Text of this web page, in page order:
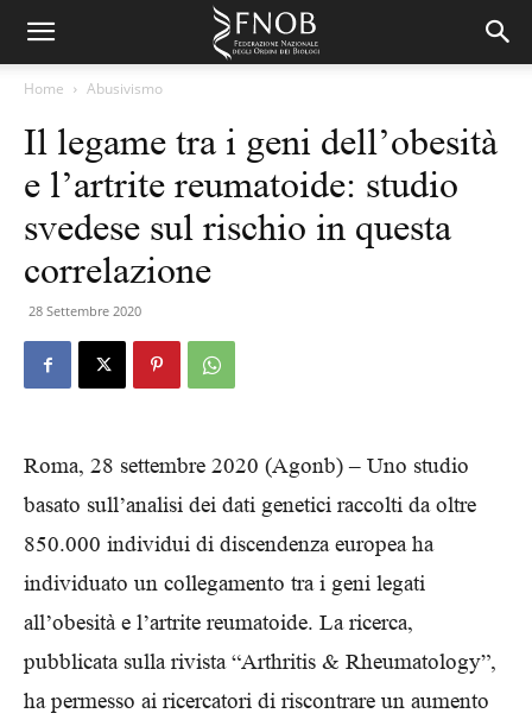
Home Abusivismo
Il legame tra i geni dell’obesità
e l’artrite reumatoide: studio
svedese sul rischio in questa
correlazione
28 Settembre 2020
Roma, 28 settembre 2020 (Agonb) – Uno studio
basato sull’analisi dei dati genetici raccolti da oltre
850.000 individui di discendenza europea ha
individuato un collegamento tra i geni legati
all’obesità e l’artrite reumatoide. La ricerca,
pubblicata sulla rivista “Arthritis & Rheumatology”,
ha permesso ai ricercatori di riscontrare un aumento